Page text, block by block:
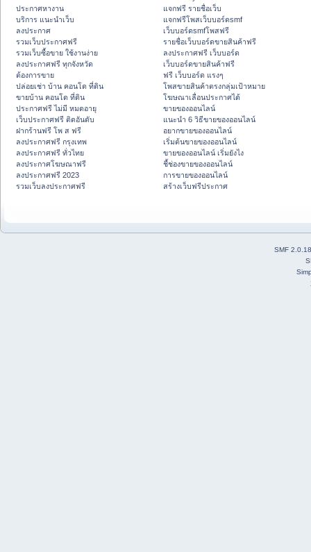
ประกาศหางาน
บริการ แนะนำเว็บ
ลงประกาศ
รวมเว็บประกาศฟรี
รวมเว็บซื้อขาย ใช้งานง่าย
ลงประกาศฟรี ทุกจังหวัด
ต้องการขาย
ปล่อยเช่า บ้าน คอนโด ที่ดิน
ขายบ้าน คอนโด ที่ดิน
ประกาศฟรี ไม่มี หมดอายุ
เว็บประกาศฟรี ติดอันดับ
ฝากร้านฟรี โพ ส ฟรี
ลงประกาศฟรี กรุงเทพ
ลงประกาศฟรี ทั่วไทย
ลงประกาศโฆษณาฟรี
ลงประกาศฟรี 2023
รวมเว็บลงประกาศฟรี
แจกฟรี รายชื่อเว็บ
แจกฟรีโพสเว็บบอร์ดsmf
เว็บบอร์ดsmfโพสฟรี
รายชื่อเว็บบอร์ดขายสินค้าฟรี
ลงประกาศฟรี เว็บบอร์ด
เว็บบอร์ดขายสินค้าฟรี
ฟรี เว็บบอร์ด แรงๆ
โพสขายสินค้าตรงกลุ่มเป้าหมาย
โฆษณาเลื่อนประกาศได้
ขายของออนไลน์
แนะนำ 6 วิธีขายของออนไลน์
อยากขายของออนไลน์
เริ่มต้นขายของออนไลน์
ขายของออนไลน์ เริ่มยังไง
ชี้ช่องขายของออนไลน์
การขายของออนไลน์
สร้างเว็บฟรีประกาศ
SMF 2.0.18